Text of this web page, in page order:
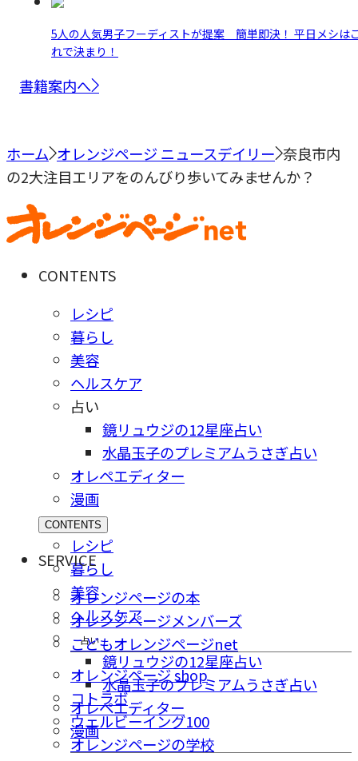
5人の人気男子フーディストが提案 簡単即決！ 平日メシは
れで決まり！
書籍案内へ
ホーム オレンジページ ニュースデイリー 奈良市内
の2大注目エリアをのんびり歩いてみませんか？
CONTENTS
レシピ
暮らし
美容
ヘルスケア
占い
鏡リュウジの12星座占い
水晶玉子のプレミアムうさぎ占い
オレペエディター
漫画
CONTENTS
レシピ
暮らし
美容
ヘルスケア
占い
鏡リュウジの12星座占い
水晶玉子のプレミアムうさぎ占い
オレペエディター
漫画
SERVICE
オレンジページの本
オレンジページメンバーズ
こどもオレンジページnet
オレンジページ shop
コトラボ
ウェルビーイング100
オレンジページの学校